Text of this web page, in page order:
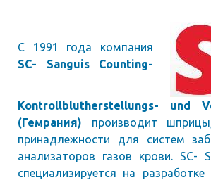
С 1991 года компания
SC- Sanguis Counting-
Kontrollblutherstellungs- und
(Гемрания) производит
принадлежности для систем
анализаторов газов крови. SC-
специализируется на разработке